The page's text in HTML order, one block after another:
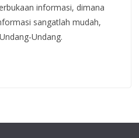
informasi, dimana
sangatlah mudah,
Undang.